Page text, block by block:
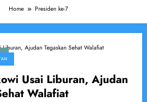
Home Presiden ke-7
Usai Liburan, Ajudan
Walafiat